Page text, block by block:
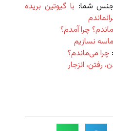
شما: با گیوتین بریده
چرا آمدم؟
نسازیم
چرا می‌ماندم؟
رفتن، انزجار